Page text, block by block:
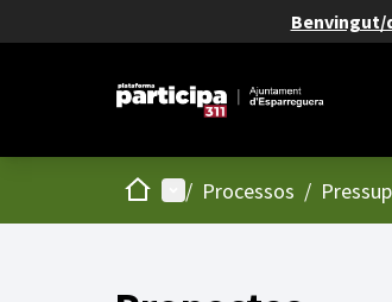
Benvingut/
Inici Menú principal
/ Processos /